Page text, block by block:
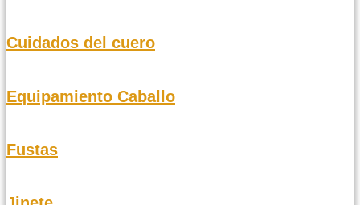
Cuidados del cuero
Equipamiento Caballo
Fustas